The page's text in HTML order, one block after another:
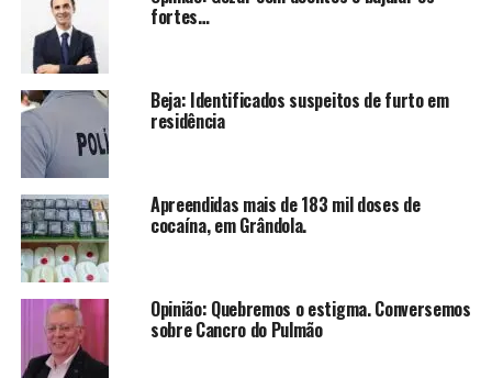
fortes…
Beja: Identificados suspeitos de furto em
residência
Apreendidas mais de 183 mil doses de
cocaína, em Grândola.
Opinião: Quebremos o estigma. Conversemos
sobre Cancro do Pulmão